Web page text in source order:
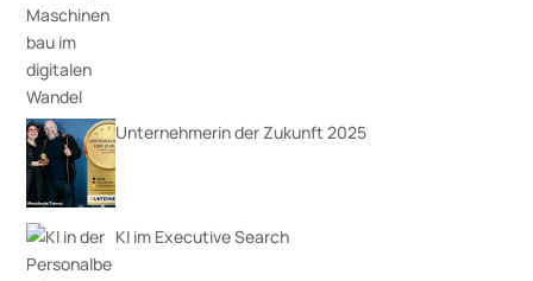
Unternehmerin der Zukunft 2025
KI im Executive Search